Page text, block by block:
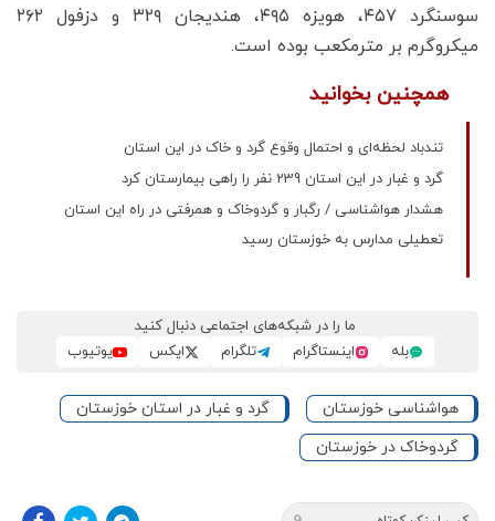
سوسنگرد ۴۵۷، هویزه ۴۹۵، هندیجان ۳۲۹ و دزفول ۲۶۲
میکروگرم بر مترمکعب بوده است.
همچنین بخوانید
تندباد لحظه‌ای و احتمال وقوع گرد و خاک در این استان
گرد و غبار در این استان 239 نفر را راهی بیمارستان کرد
هشدار هواشناسی / رگبار و گردوخاک و همرفتی در راه این استان
تعطیلی مدارس به خوزستان رسید
ما را در شبکه‌های اجتماعی دنبال کنید
بله
اینستاگرام تلگرام ایکس یوتیوب
هواشناسی خوزستان
گرد و غبار در استان خوزستان
گردوخاک در خوزستان